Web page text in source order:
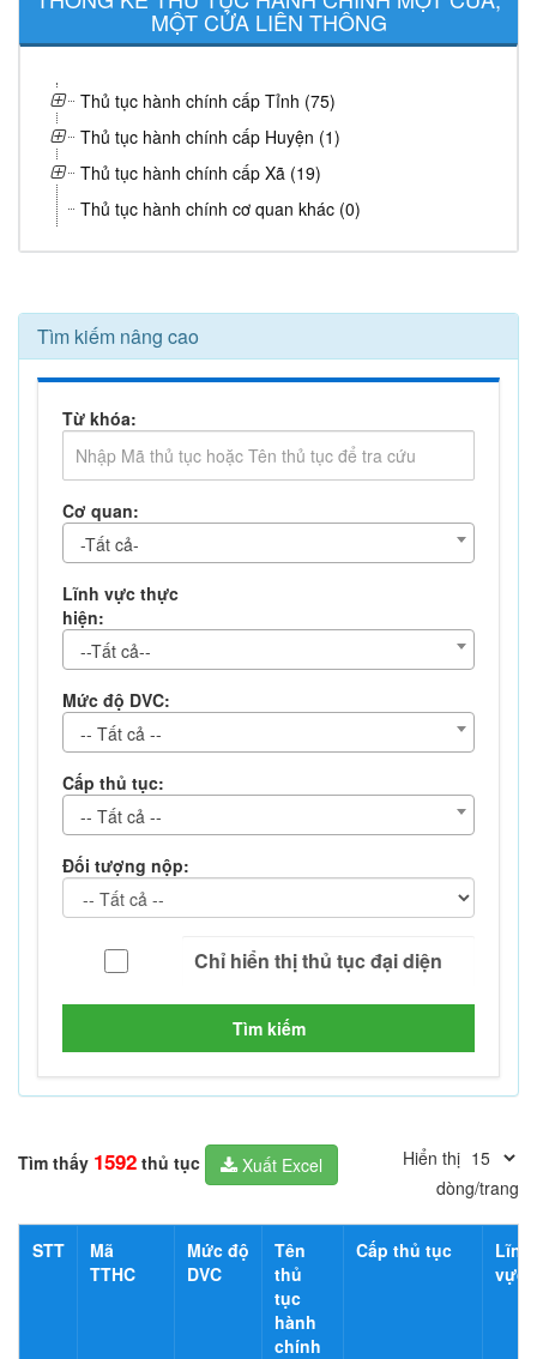
MỘT CỬA LIÊN THÔNG
Thủ tục hành chính cấp Tỉnh (75)
Thủ tục hành chính cấp Huyện (1)
Thủ tục hành chính cấp Xã (19)
Thủ tục hành chính cơ quan khác (0)
Tìm kiếm nâng cao
Từ khóa:
Cơ quan:
-Tất cả-
Lĩnh vực thực
hiện:
--Tất cả--
Mức độ DVC:
-- Tất cả --
Cấp thủ tục:
-- Tất cả --
Đối tượng nộp:
Tìm kiếm
Tìm thấy 1592 thủ tục Xuất Excel
Hiển thị
dòng/trang
STT
Mã
TTHC
Mức độ
DVC
Tên
thủ
tục
hành
chính
Cấp thủ tục
Lĩnh
vực